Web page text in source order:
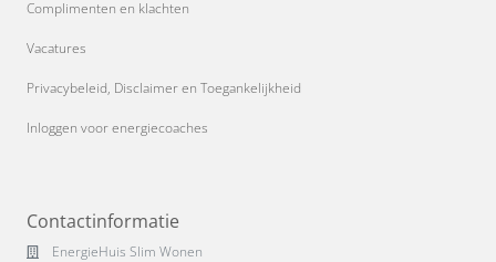
Complimenten en klachten
Vacatures
Privacybeleid, Disclaimer en Toegankelijkheid
Inloggen voor energiecoaches
Contactinformatie
EnergieHuis Slim Wonen